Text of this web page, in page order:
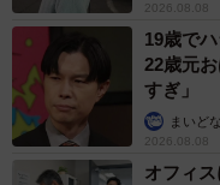
2026.08.08
19歳で
22歳元
すぎ」
まいど
2026.08.08
オフィ